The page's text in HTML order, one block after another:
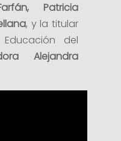
Patricia
, y la titular
del
Alejandra